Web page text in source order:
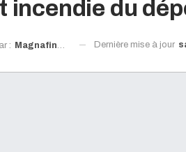
incendie du
: Magnafing Doré Dernière mise à jour